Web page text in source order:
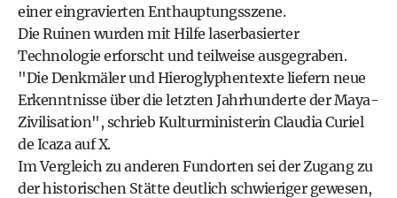
einer eingravierten Enthauptungsszene.
Die Ruinen wurden mit Hilfe laserbasierter
Technologie erforscht und teilweise ausgegraben.
"Die Denkmäler und Hieroglyphentexte liefern neue
Erkenntnisse über die letzten Jahrhunderte der Maya-
Zivilisation", schrieb Kulturministerin Claudia Curiel
de Icaza auf X.
Im Vergleich zu anderen Fundorten sei der Zugang zu
der historischen Stätte deutlich schwieriger gewesen,